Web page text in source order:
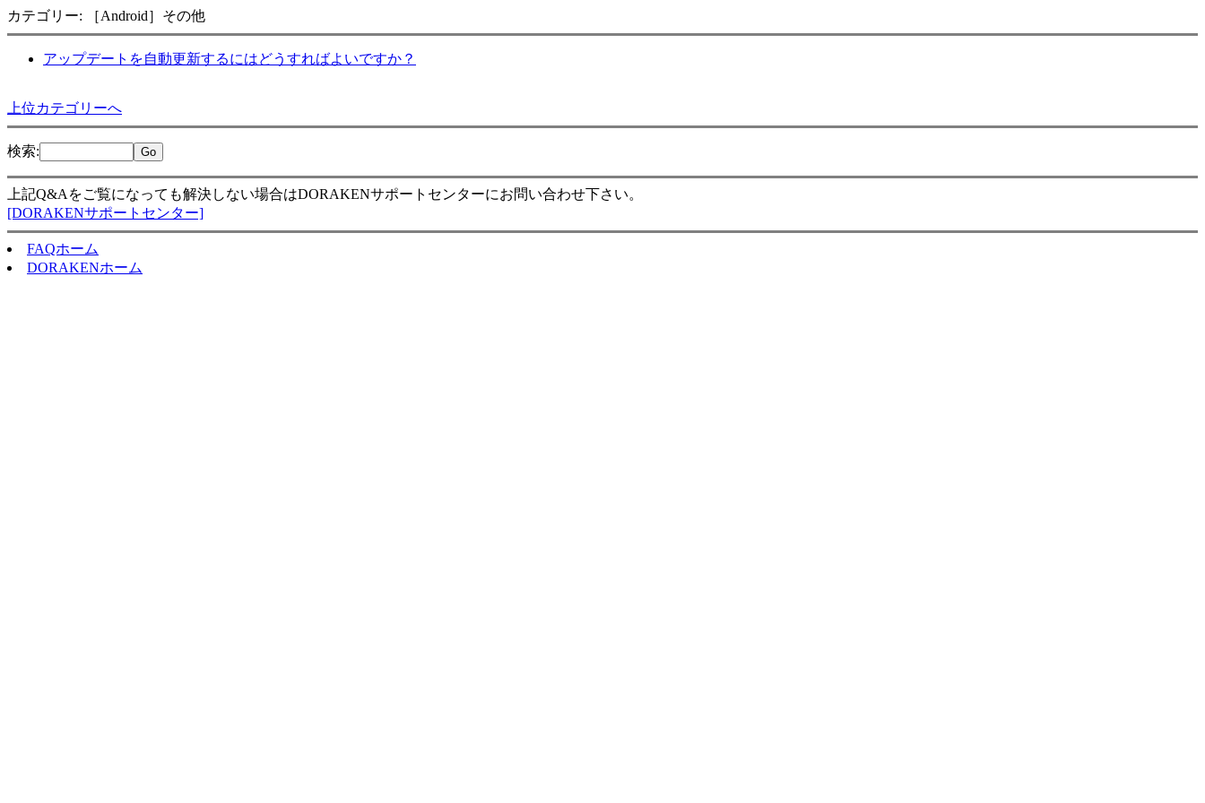
カテゴリー: ［Android］その他
アップデートを自動更新するにはどうすればよいですか？
上位カテゴリーへ
検索:
上記Q&Aをご覧になっても解決しない場合はDORAKENサポートセンターにお問い合わせ下さい。
[DORAKENサポートセンター]
FAQホーム
DORAKENホーム